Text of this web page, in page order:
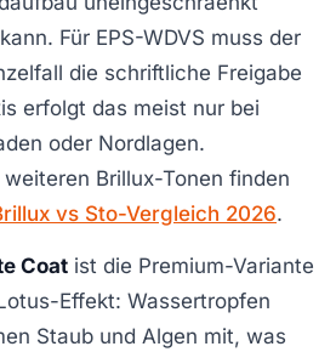
Für EPS-WDVS muss der
die schriftliche Freigabe
erfolgt das meist nur bei
oder Nordlagen.
Brillux-Tonen finden
vs Sto-Vergleich 2026.
Coat ist die Premium-Variante
Effekt: Wassertropfen
Staub und Algen mit, was